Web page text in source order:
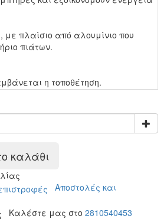
πλαίσιο από αλουμίνιο που
πιάτων.
η τοποθέτηση.
καλάθι
Αποστολές και
Καλέστε μας στο 2810540453